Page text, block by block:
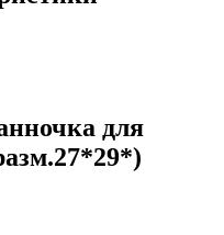
для